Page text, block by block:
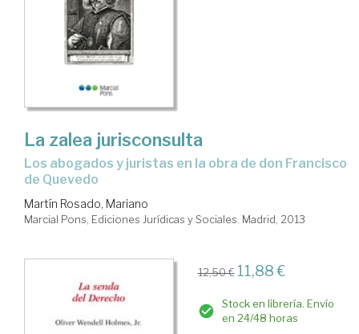
La zalea jurisconsulta
Los abogados y juristas en la obra de don Francisco
de Quevedo
Martín Rosado, Mariano
Marcial Pons, Ediciones Jurídicas y Sociales. Madrid, 2013
12,50 € 11,88 €
Stock en librería. Envío
en 24/48 horas